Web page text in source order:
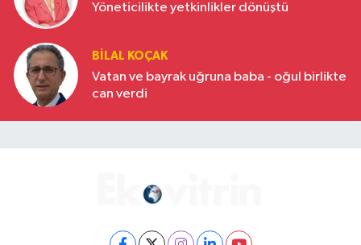
Yöneticilikte yetkinlikler dönüştü
BILAL KOÇAK
Vatan ve bayrak uğruna baba - oğul birlikte
can verdi